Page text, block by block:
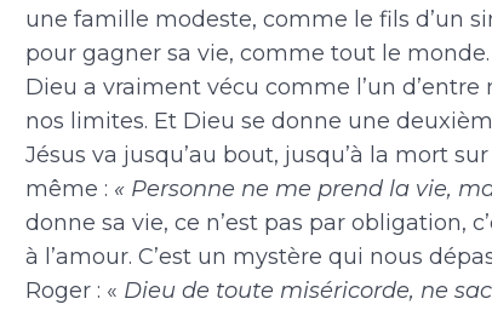
une famille modeste, comme le fils d’un
pour gagner sa vie, comme tout le
Dieu a vraiment vécu comme l’un
nos limites. Et Dieu se donne une
Jésus va jusqu’au bout, jusqu’à la mort
même : « Personne ne me prend la vie,
donne sa vie, ce n’est pas par obligation,
à l’amour. C’est un mystère qui nous
Roger : « Dieu de toute miséricorde, ne